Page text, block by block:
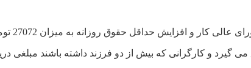
می گیرد و کارگرانی که بیش از دو فرزند داشته باشند مبلغی